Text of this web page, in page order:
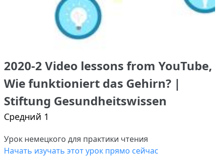
2020-2 Video lessons from YouTube,
Wie funktioniert das Gehirn? |
Stiftung Gesundheitswissen
Средний 1
Урок немецкого для практики чтения
Начать изучать этот урок прямо сейчас